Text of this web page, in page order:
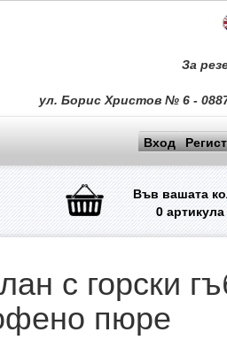
За
ул. Борис Христов № 6 -
Вход
Във вашата
0артикула
с горски
пюре